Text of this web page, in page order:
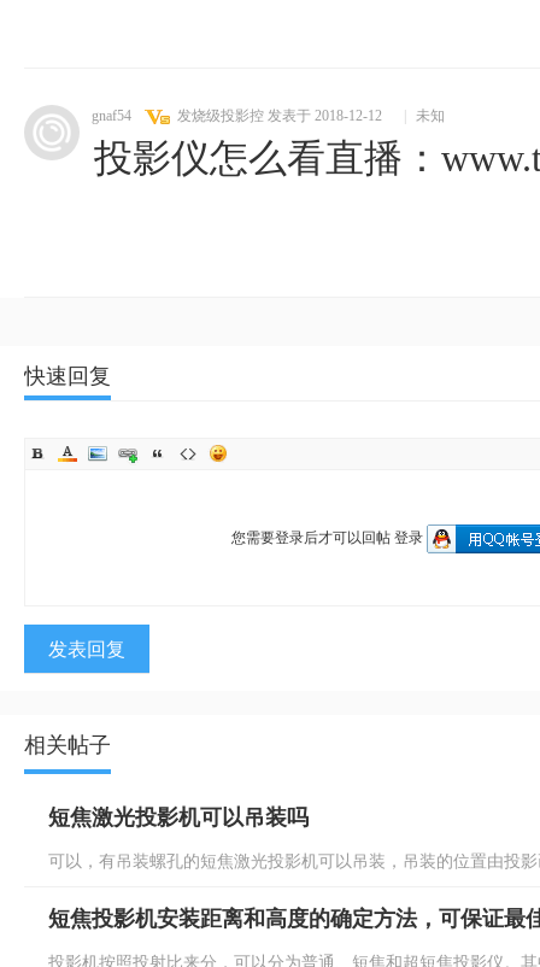
gnaf54 发烧级投影控 发表于 2018-12-12 未知
投影仪怎么看直播：
快速回复
您需要登录后才可以回帖 登录
发表回复
相关帖子
短焦激光投影机可以吊装吗
可以，有吊装螺孔的短焦激光投影机可以吊装，吊装的位置由投
短焦投影机安装距离和高度的确定方法，可保证最
投影机按照投射比来分，可以分为普通、短焦和超短焦投影仪。